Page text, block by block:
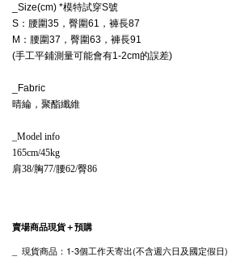
_Size(cm) *模特試穿S號
S：腰圍35，臀圍61， 褲長87
M ：腰圍37，臀圍63， 褲長91
(手工平鋪測量可能會有1-2cm的誤差)
_Fabric
晴綸，聚酯纖維
_Model info
165cm/45kg
肩38/胸77/腰62/臀86
賣場商品現貨＋預購
_ 現貨商品 ：1-3個工作天寄出(不含週六日及國定假日)